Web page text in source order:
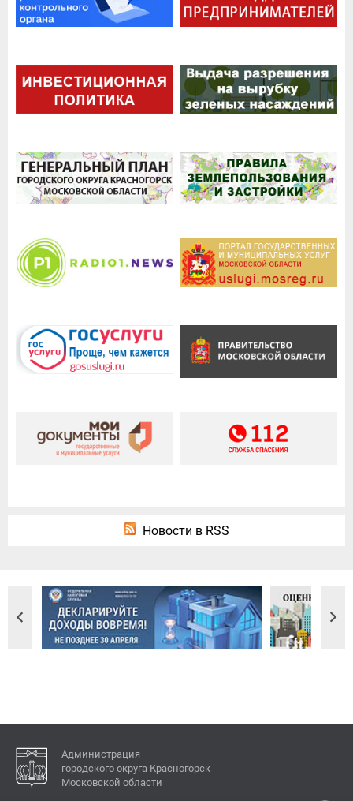
Новости в RSS
Администрация
городского округа Красногорск
Московской области